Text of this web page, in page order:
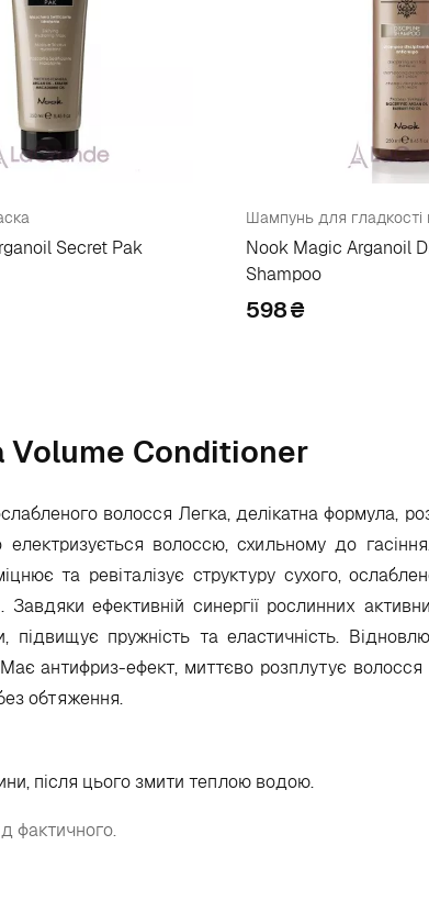
Secret Pak
Шампунь для гладкості
Nook Magic Arganoil
Shampoo
598₴
Volume Conditioner
волосся Легка, делікатна формула,
волоссю, схильному до
та ревіталізує структуру сухого,
ефективній синергії рослинних
пружність та еластичність.
антифриз-ефект, миттєво розплутує волосся
обтяження.
після цього змити теплою водою.
фактичного.